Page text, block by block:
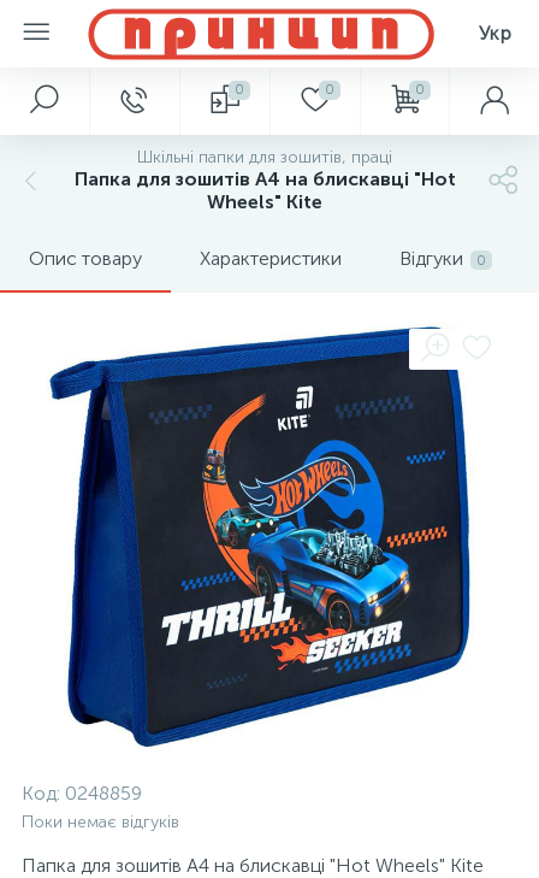
Укр
0 0 0
Шкільні папки для зошитів, праці
Папка для зошитів А4 на блискавці "Hot
Wheels" Kite
Опис товару Характеристики Відгуки 0
Код: 0248859
Поки немає відгуків
Папка для зошитів А4 на блискавці "Hot Wheels" Kite